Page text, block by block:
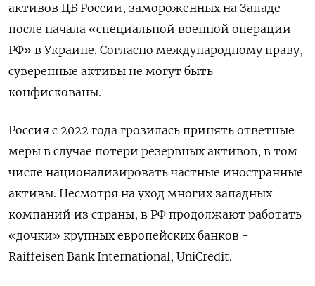
активов ЦБ России, замороженных на Западе
после начала «специальной военной операции
РФ» в Украине. Согласно международному праву,
суверенные активы не могут быть
конфискованы.
Россия с 2022 года грозилась принять ответные
меры в случае потери резервных активов, в том
числе национализировать частные иностранные
активы. Несмотря на уход многих западных
компаний из страны, в РФ продолжают работать
«дочки» крупных европейских банков -
Raiffeisen Bank International, UniCredit.